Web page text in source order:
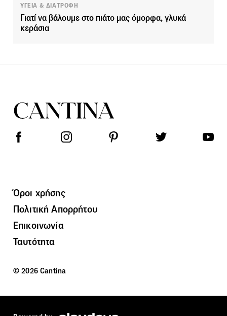
ΥΓΕΙΑ & ΔΙΑΤΡΟΦΗ
Γιατί να βάλουμε στο πιάτο μας όμορφα, γλυκά
κεράσια
Όροι χρήσης
Πολιτική Απορρήτου
Επικοινωνία
Ταυτότητα
© 2026 Cantina